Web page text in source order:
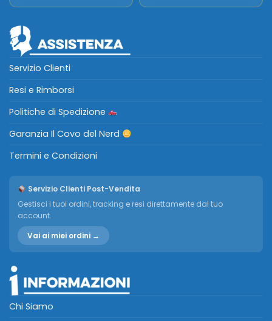
Servizio Clienti
Resi e Rimborsi
Politiche di Spedizione
Garanzia Il Covo del Nerd
Termini e Condizioni
Servizio Clienti Post-Vendita
Gestisci i tuoi ordini, tracking e resi direttamente dal tuo
account.
Vai ai miei ordini →
Chi Siamo